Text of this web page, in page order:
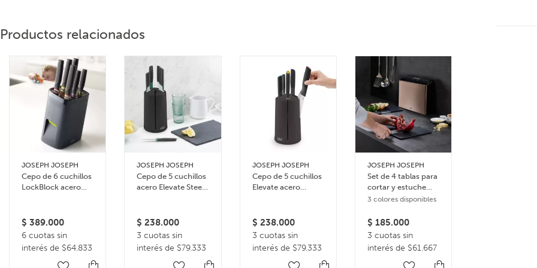
Productos relacionados
JOSEPH JOSEPH
Cepo de 6 cuchillos
LockBlock acero
$ 389.000
6 cuotas sin
interés de $64.833
JOSEPH JOSEPH
Cepo de 5 cuchillos
acero Elevate Steel
$ 238.000
3 cuotas sin
interés de $79.333
JOSEPH JOSEPH
Cepo de 5 cuchillos
Elevate acero
$ 238.000
3 cuotas sin
interés de $79.333
JOSEPH JOSEPH
Set de 4 tablas para
cortar y estuche
Folio Steel
3 colores disponibles
$ 185.000
3 cuotas sin
interés de $61.667